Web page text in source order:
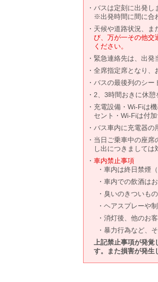
バスは定刻に出発し
※出発時間に間に合
天候や道路状況、ま
び、万が一その他交
ください。
緊急連絡先は、出発
全席指定席となり、
バスの最後列のシー
2、3時間おきに休憩
充電設備・Wi-Fiは
セント・Wi-Fiは付
バス車内に充電器の
当日ご乗車中の座席
し出につきましては
車内禁止事項
車内は終日禁煙
車内での飲酒は
臭いのきついも
ヘアスプレーや
消灯後、他のお
暴力行為など、
上記禁止事項が発
す。また損害が発生